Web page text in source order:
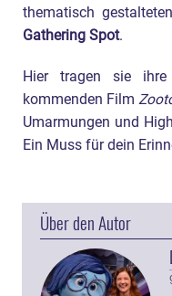
thematisch
Gathering Spot.
Hier tragen sie
kommenden Film
Umarmungen und
Ein Muss für dein
Über den Autor